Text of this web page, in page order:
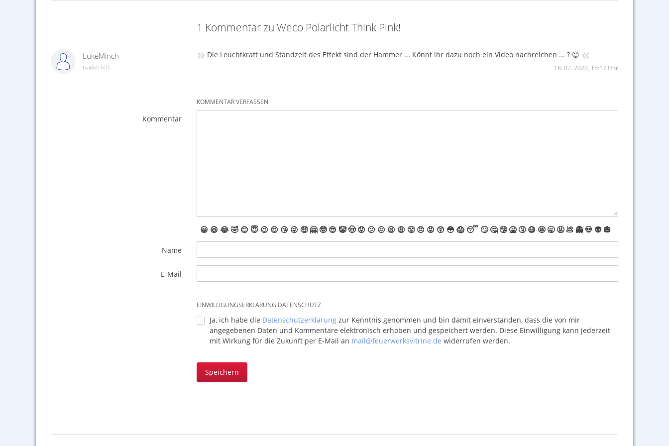
1 Kommentar zu Weco Polarlicht Think Pink!
LukeMinch
registriert
» Die Leuchtkraft und Standzeit des Effekt sind der Hammer ... Könnt ihr dazu noch ein Video nachreichen ... ? 😊 «
18. 07. 2020, 15:17 Uhr
KOMMENTAR VERFASSEN
Kommentar
😀 😆 😂🤣 😊 😇 😉 😍 😘 😜 🤑 🤗 🤓 😎 🤡🤠 😟 😕 😖 😫 😩 😤 😠 😡 😲 😳 😱 😴 🙄 🤔 🤥 🤮 🤧 😷 🤩 🥱 🤬 💩 👻 💀 👽 🎃
Name
E-Mail
EINWILLIGUNGSERKLÄRUNG DATENSCHUTZ
Ja, ich habe die Datenschutzerklärungzur Kenntnis genommen und bin damit einverstanden, dass die von mir
angegebenen Daten und Kommentare elektronisch erhoben und gespeichert werden. Diese Einwilligung kann jederzeit
mit Wirkung für die Zukunft per E-Mail an mail@feuerwerksvitrine.de widerrufen werden.
Speichern